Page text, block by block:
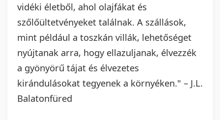
vidéki életből, ahol olajfákat és
szőlőültetvényeket találnak. A szállások,
mint például a toszkán villák, lehetőséget
nyújtanak arra, hogy ellazuljanak, élvezzék
a gyönyörű tájat és élvezetes
kirándulásokat tegyenek a környéken." – J.L.
Balatonfüred